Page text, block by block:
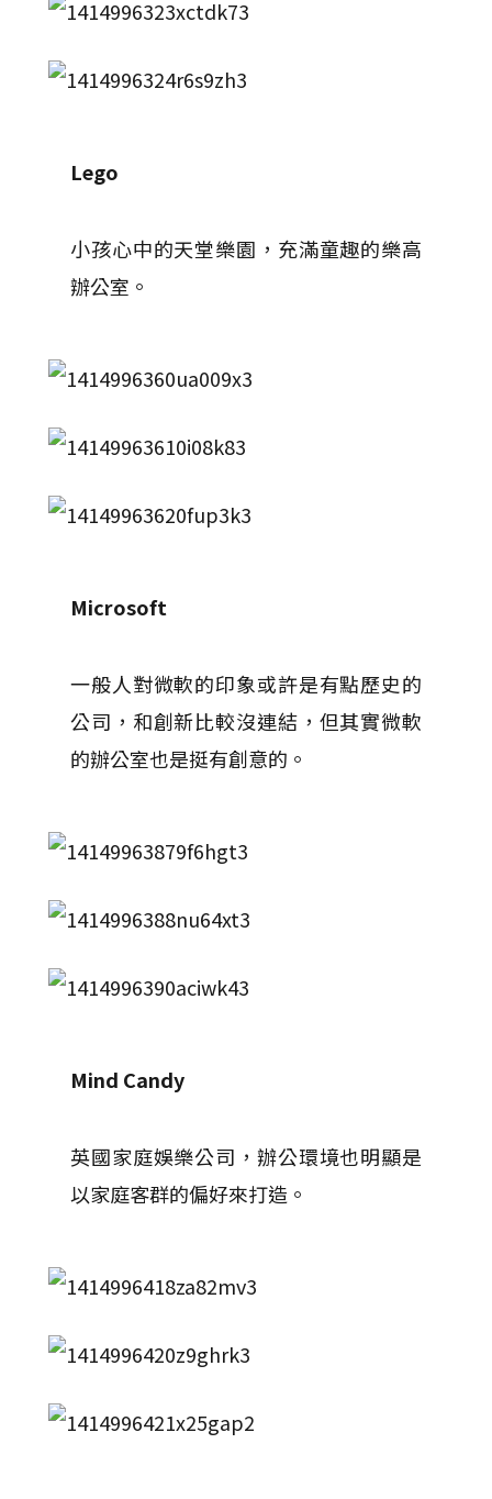
Lego
小孩心中的天堂樂園，充滿童趣的樂高
辦公室。
Microsoft
一般人對微軟的印象或許是有點歷史的
公司，和創新比較沒連結，但其實微軟
的辦公室也是挺有創意的。
Mind Candy
英國家庭娛樂公司，辦公環境也明顯是
以家庭客群的偏好來打造。